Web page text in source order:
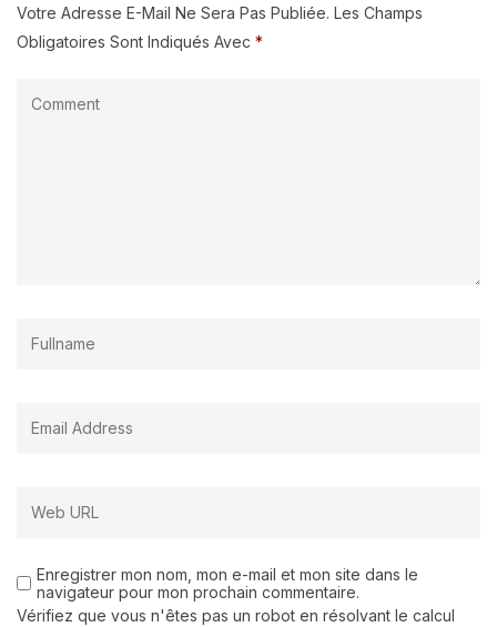
Votre Adresse E-Mail Ne Sera Pas Publiée. Les Champs
Obligatoires Sont Indiqués Avec *
Enregistrer mon nom, mon e-mail et mon site dans le
navigateur pour mon prochain commentaire.
Vérifiez que vous n'êtes pas un robot en résolvant le calcul